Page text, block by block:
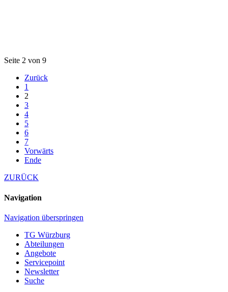
Seite 2 von 9
Zurück
1
2
3
4
5
6
7
Vorwärts
Ende
ZURÜCK
Navigation
Navigation überspringen
TG Würzburg
Abteilungen
Angebote
Servicepoint
Newsletter
Suche